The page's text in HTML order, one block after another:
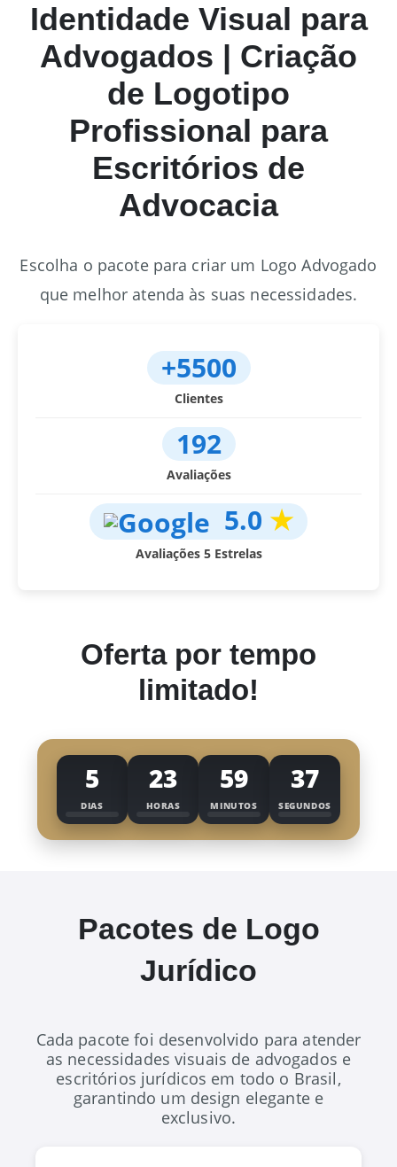
Identidade Visual para
Advogados | Criação
de Logotipo
Profissional para
Escritórios de
Advocacia
Escolha o pacote para criar um Logo Advogado
que melhor atenda às suas necessidades.
+5500
Clientes
192
Avaliações
5.0 ★
Avaliações 5 Estrelas
Oferta por tempo
limitado!
5
DIAS
23
HORAS
59
MINUTOS
35
SEGUNDOS
Pacotes de Logo
Jurídico
Cada pacote foi desenvolvido para atender
as necessidades visuais de advogados e
escritórios jurídicos em todo o Brasil,
garantindo um design elegante e
exclusivo.